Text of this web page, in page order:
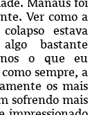
Manaus foi
Ver como a
estava
bastante
o que eu
sempre, a
os mais
sofrendo mais